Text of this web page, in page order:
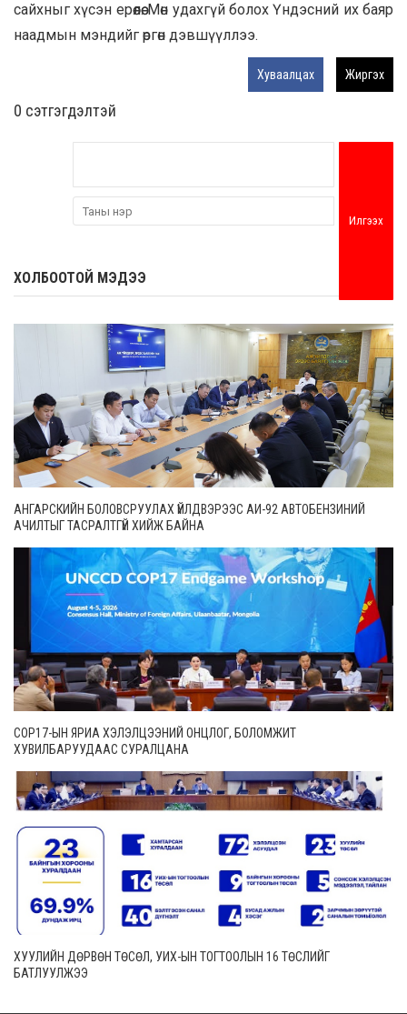
сайхныг хүсэн ерөөлөө. Мөн удахгүй болох Үндэсний их баяр
наадмын мэндийг өргөн дэвшүүллээ.
Хуваалцах Жиргэх
0 cэтгэгдэлтэй
Илгээх
ХОЛБООТОЙ МЭДЭЭ
АНГАРСКИЙН БОЛОВСРУУЛАХ ҮЙЛДВЭРЭЭС АИ-92 АВТОБЕНЗИНИЙ
АЧИЛТЫГ ТАСРАЛТГҮЙ ХИЙЖ БАЙНА
COP17-ЫН ЯРИА ХЭЛЭЛЦЭЭНИЙ ОНЦЛОГ, БОЛОМЖИТ
ХУВИЛБАРУУДААС СУРАЛЦАНА
ХУУЛИЙН ДӨРВӨН ТӨСӨЛ, УИХ-ЫН ТОГТООЛЫН 16 ТӨСЛИЙГ
БАТЛУУЛЖЭЭ